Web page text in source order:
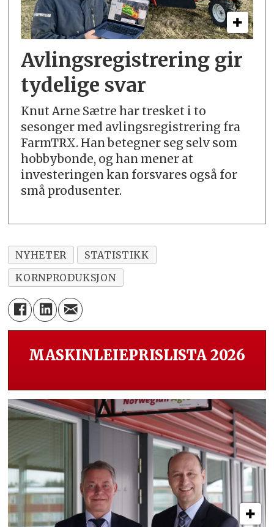
Avlingsregistrering gir
tydelige svar
Knut Arne Sætre har tresket i to
sesonger med avlingsregistrering fra
FarmTRX. Han betegner seg selv som
hobbybonde, og han mener at
investeringen kan forsvares også for
små produsenter.
NYHETER
STATISTIKK
KORNPRODUKSJON
MASKINLEIEPRISLISTA 2026